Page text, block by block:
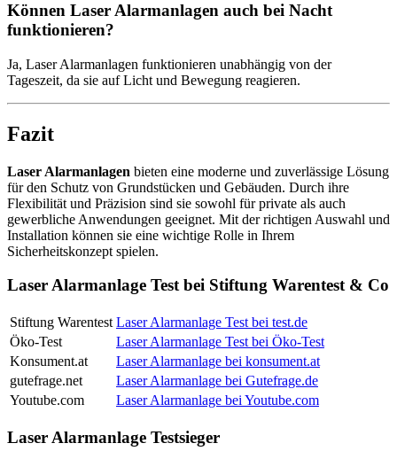
Können Laser Alarmanlagen auch bei Nacht
funktionieren?
Ja, Laser Alarmanlagen funktionieren unabhängig von der
Tageszeit, da sie auf Licht und Bewegung reagieren.
Fazit
Laser Alarmanlagen bieten eine moderne und zuverlässige Lösung
für den Schutz von Grundstücken und Gebäuden. Durch ihre
Flexibilität und Präzision sind sie sowohl für private als auch
gewerbliche Anwendungen geeignet. Mit der richtigen Auswahl und
Installation können sie eine wichtige Rolle in Ihrem
Sicherheitskonzept spielen.
Laser Alarmanlage Test bei Stiftung Warentest & Co
Stiftung Warentest Laser Alarmanlage Test bei test.de
Öko-Test
Laser Alarmanlage Test bei Öko-Test
Konsument.at
Laser Alarmanlage bei konsument.at
gutefrage.net
Laser Alarmanlage bei Gutefrage.de
Youtube.com
Laser Alarmanlage bei Youtube.com
Laser Alarmanlage Testsieger